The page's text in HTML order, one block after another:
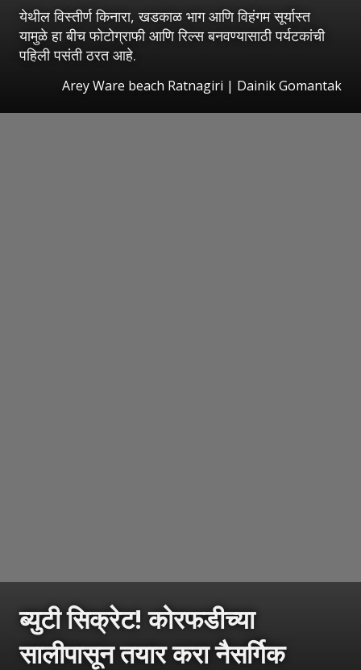
येथील विस्तीर्ण किनारा, खडकाळ भाग आणि विहंगम सूर्यास्त
यामुळे हा बीच फोटोग्राफी आणि रिल्स बनवण्यासाठी पर्यटकांची
पहिली पसंती ठरत आहे.
Arey Ware beach Ratnagiri | Dainik Gomantak
ब्युटी सिक्रेट! कोरफडीच्या
सालीपासून तयार करा नैसर्गिक